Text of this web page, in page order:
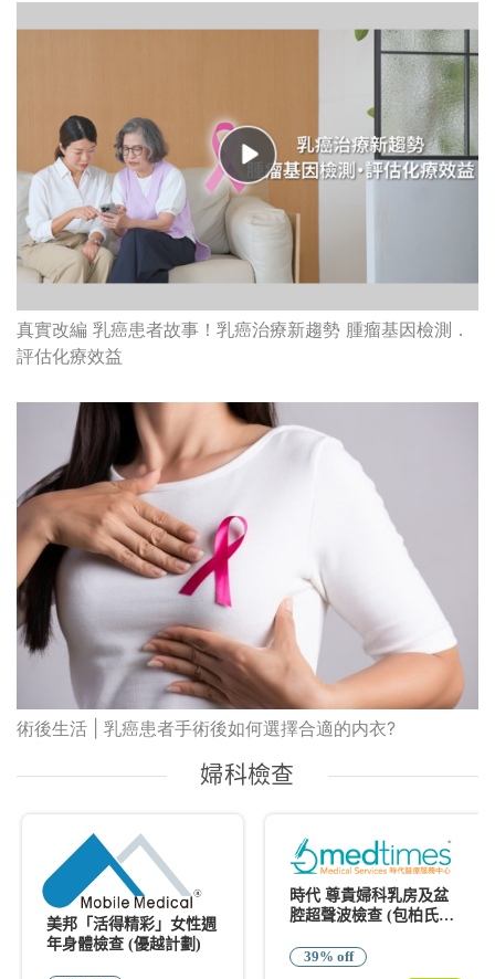
真實改編 乳癌患者故事！乳癌治療新趨勢 腫瘤基因檢測．
評估化療效益
術後生活 | 乳癌患者手術後如何選擇合適的内衣?